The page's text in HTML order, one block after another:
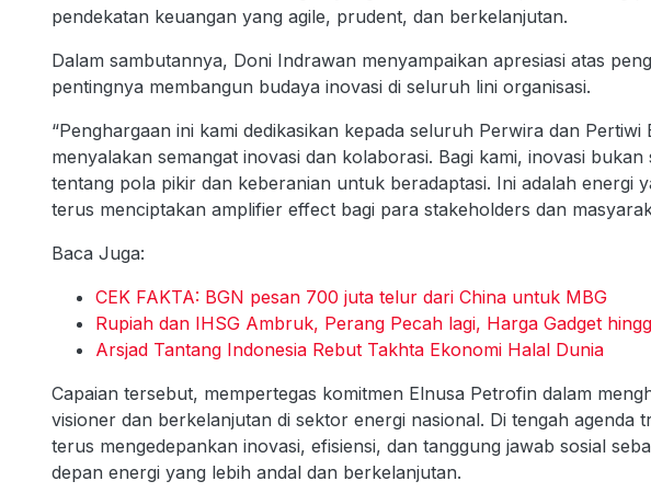
pendekatan keuangan yang agile, prudent, dan berkelanjutan.
Dalam sambutannya, Doni Indrawan menyampaikan apresiasi atas
pentingnya membangun budaya inovasi di seluruh lini organisasi.
“Penghargaan ini kami dedikasikan kepada seluruh Perwira dan
menyalakan semangat inovasi dan kolaborasi. Bagi kami, inovasi
tentang pola pikir dan keberanian untuk beradaptasi. Ini adalah energi
terus menciptakan amplifier effect bagi para stakeholders dan
Baca Juga:
CEK FAKTA: BGN pesan 700 juta telur dari China untuk MBG
Rupiah dan IHSG Ambruk, Perang Pecah lagi, Harga Gadget
Arsjad Tantang Indonesia Rebut Takhta Ekonomi Halal Dunia
Capaian tersebut, mempertegas komitmen Elnusa Petrofin dalam
visioner dan berkelanjutan di sektor energi nasional. Di tengah agenda
terus mengedepankan inovasi, efisiensi, dan tanggung jawab sosial
depan energi yang lebih andal dan berkelanjutan.